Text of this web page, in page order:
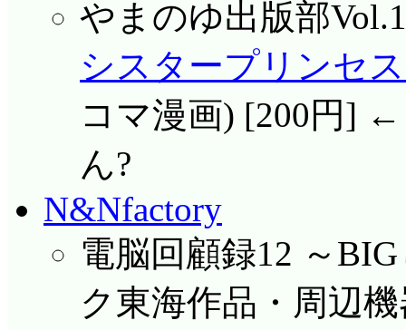
やまのゆ出版部
シスタープリンセス
コマ漫画) [200円]
ん?
N&Nfactory
電脳回顧録12 ～
ク東海作品・周辺